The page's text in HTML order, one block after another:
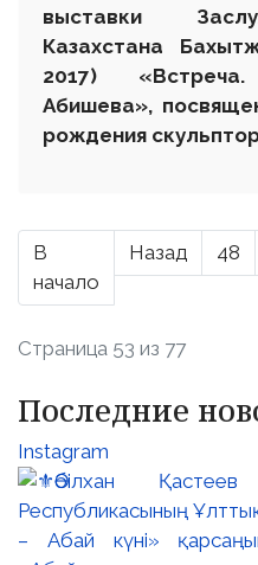
выставки
Казахстана
2017)
Абишева»,
рождения
В
начало
Назад 48
Страница 53 из 77
Последние
Instagram